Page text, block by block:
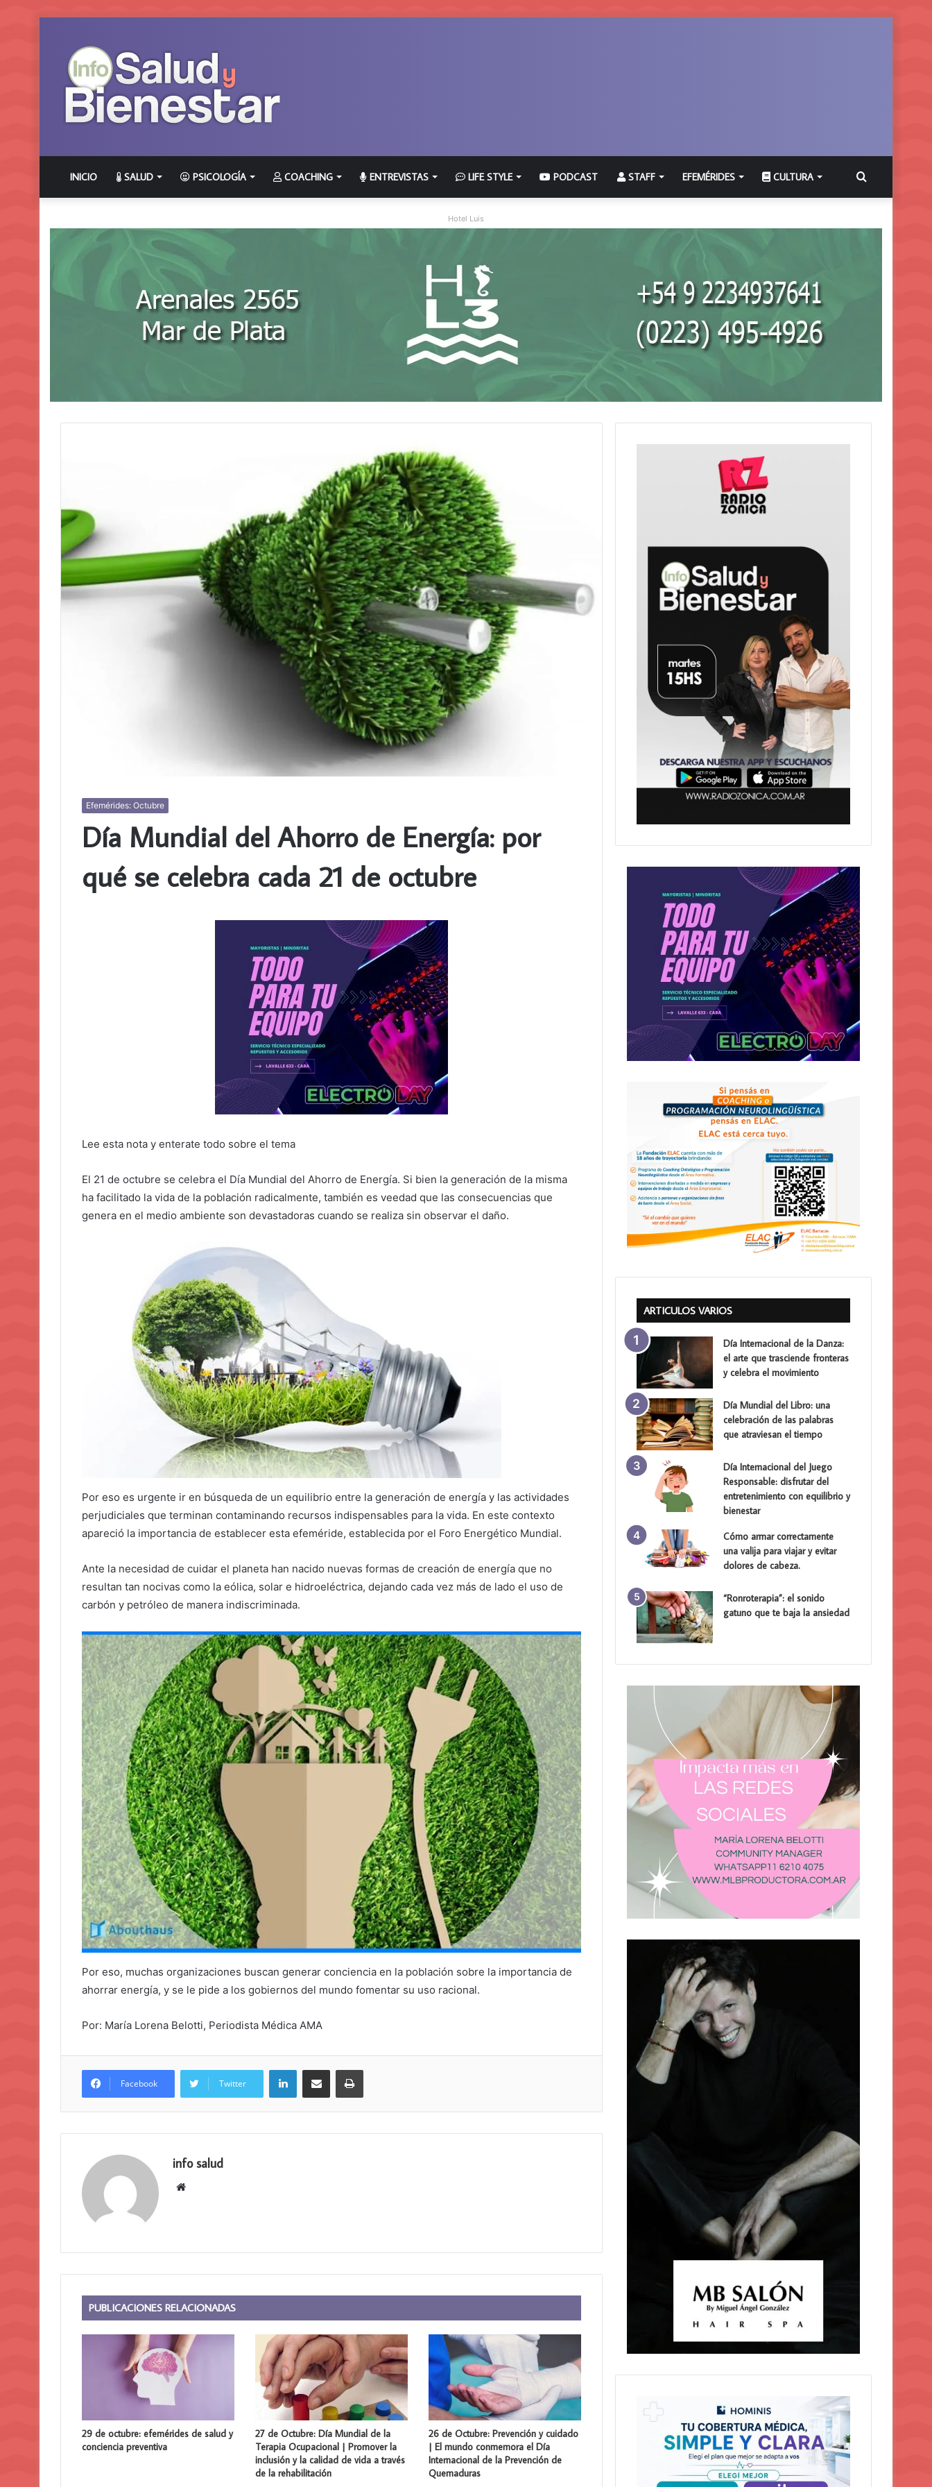
INICIO SALUD PSICOLOGÍA COACHING ENTREVISTAS LIFE STYLE PODCAST STAFF EFEMÉRIDES CULTURA Buscar
Hotel Luis
Efemérides: Octubre
Día Mundial del Ahorro de Energía: por
qué se celebra cada 21 de octubre
Lee esta nota y enterate todo sobre el tema
El 21 de octubre se celebra el Día Mundial del Ahorro de Energía. Si bien la generación de la misma
ha facilitado la vida de la población radicalmente, también es veedad que las consecuencias que
genera en el medio ambiente son devastadoras cuando se realiza sin observar el daño.
Por eso es urgente ir en búsqueda de un equilibrio entre la generación de energía y las actividades
perjudiciales que terminan contaminando recursos indispensables para la vida. En este contexto
apareció la importancia de establecer esta efeméride, establecida por el Foro Energético Mundial.
Ante la necesidad de cuidar el planeta han nacido nuevas formas de creación de energía que no
resultan tan nocivas como la eólica, solar e hidroeléctrica, dejando cada vez más de lado el uso de
carbón y petróleo de manera indiscriminada.
Por eso, muchas organizaciones buscan generar conciencia en la población sobre la importancia de
ahorrar energía, y se le pide a los gobiernos del mundo fomentar su uso racional.
Por: María Lorena Belotti, Periodista Médica AMA
Facebook Twitter
LinkedInCompartir por correo electrónicoImprimir
info salud
Sitio
PUBLICACIONES RELACIONADAS
29 de octubre: efemérides de salud y
conciencia preventiva
27 de Octubre: Día Mundial de la
Terapia Ocupacional | Promover la
inclusión y la calidad de vida a través
de la rehabilitación
26 de Octubre: Prevención y cuidado
| El mundo conmemora el Día
Internacional de la Prevención de
Quemaduras
ARTICULOS VARIOS
Día Internacional de la Danza:
el arte que trasciende fronteras
y celebra el movimiento
Día Mundial del Libro: una
celebración de las palabras
que atraviesan el tiempo
Día Internacional del Juego
Responsable: disfrutar del
entretenimiento con equilibrio y
bienestar
Cómo armar correctamente
una valija para viajar y evitar
dolores de cabeza.
“Ronroterapia”: el sonido
gatuno que te baja la ansiedad